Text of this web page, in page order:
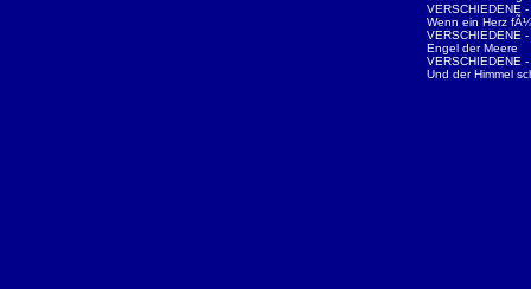
VERSCHIEDENE
Wenn ein Herz
VERSCHIEDENE
Engel der Meere
VERSCHIEDENE
Und der Himmel